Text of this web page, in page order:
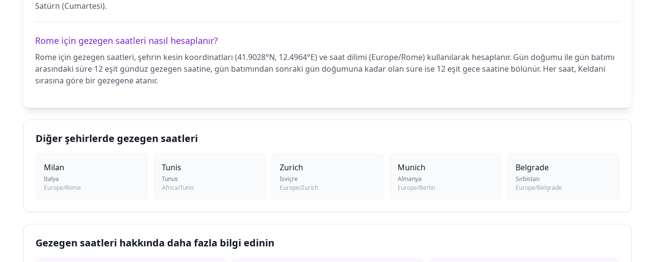
Satürn (Cumartesi).
Rome için gezegen saatleri nasıl hesaplanır?
Rome için gezegen saatleri, şehrin kesin koordinatları (41.9028°N, 12.4964°E) ve saat dilimi (Europe/Rome) kullanılarak hesaplanır. Gün doğumu ile gün batımı
arasındaki süre 12 eşit gündüz gezegen saatine, gün batımından sonraki gün doğumuna kadar olan süre ise 12 eşit gece saatine bölünür. Her saat, Keldani
sırasına göre bir gezegene atanır.
Diğer şehirlerde gezegen saatleri
Milan
İtalya
Europe/Rome
Tunis
Tunus
Africa/Tunis
Zurich
İsviçre
Europe/Zurich
Munich
Almanya
Europe/Berlin
Belgrade
Sırbistan
Europe/Belgrade
Gezegen saatleri hakkında daha fazla bilgi edinin